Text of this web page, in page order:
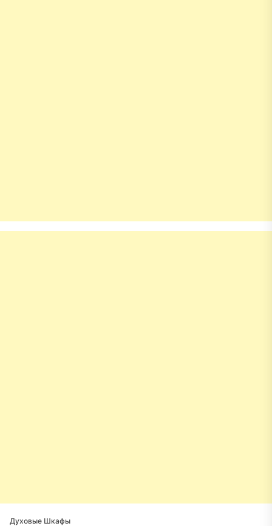
Духовые Шкафы